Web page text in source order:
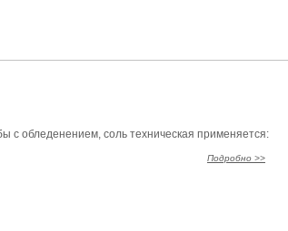
с обледенением, соль техническая применяется:
Подробно >>